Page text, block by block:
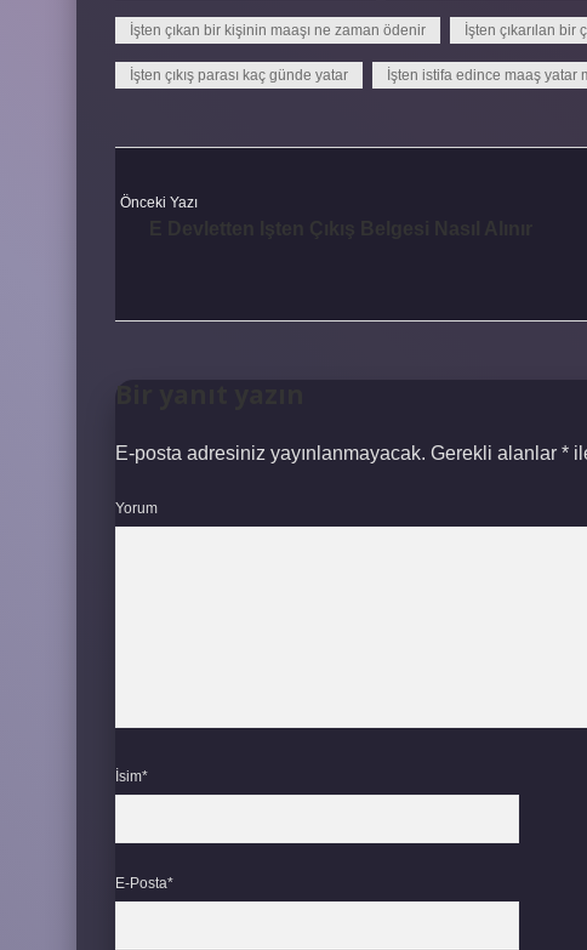
İşten çıkan bir kişinin maaşı ne zaman ödenir İşten çıkarılan bir
İşten çıkış parası kaç günde yatar İşten istifa edince maaş yatar
Önceki Yazı
Bir yanıt yazın
E-posta adresiniz yayınlanmayacak. Gerekli alanlar *
Yorum
İsim*
E-Posta*